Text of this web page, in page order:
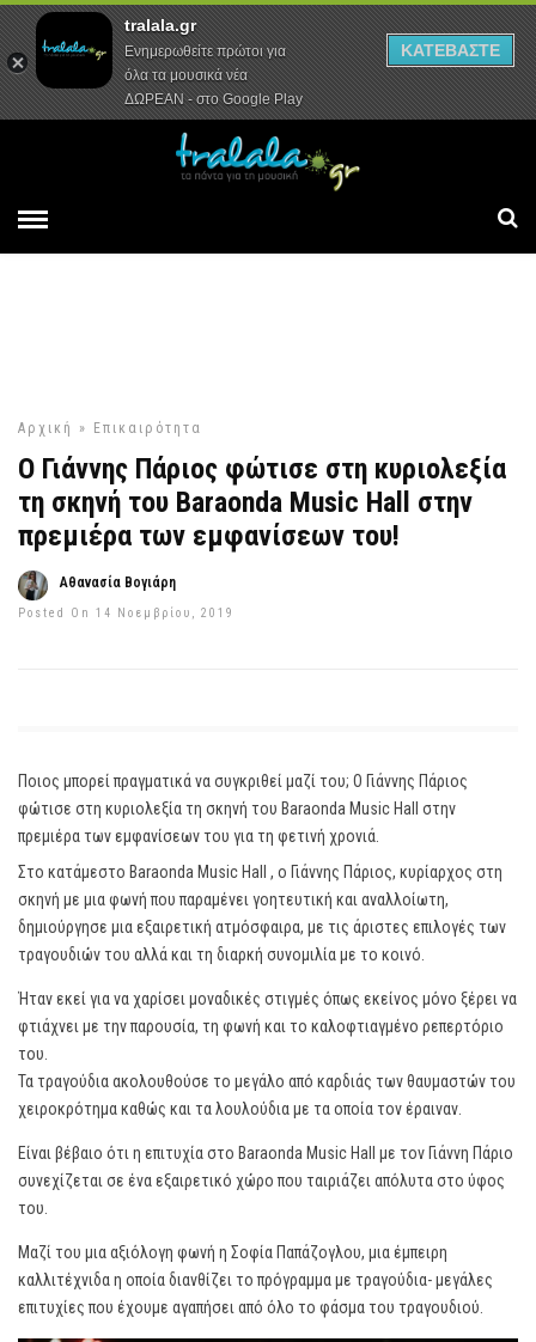
Αρχική Συνεντεύξεις Ρεπορτάζ
Αρχική » Επικαιρότητα
Ο Γιάννης Πάριος φώτισε στη κυριολεξία
τη σκηνή του Baraonda Music Hall στην
πρεμιέρα των εμφανίσεων του!
Αθανασία Βογιάρη
Posted On 14 Νοεμβρίου, 2019
Ποιος μπορεί πραγματικά να συγκριθεί μαζί του; Ο Γιάννης Πάριος
φώτισε στη κυριολεξία τη σκηνή του Baraonda Music Hall στην
πρεμιέρα των εμφανίσεων του για τη φετινή χρονιά.
Στο κατάμεστο Baraonda Music Hall , ο Γιάννης Πάριος, κυρίαρχος στη
σκηνή με μια φωνή που παραμένει γοητευτική και αναλλοίωτη,
δημιούργησε μια εξαιρετική ατμόσφαιρα, με τις άριστες επιλογές των
τραγουδιών του αλλά και τη διαρκή συνομιλία με το κοινό.
Ήταν εκεί για να χαρίσει μοναδικές στιγμές όπως εκείνος μόνο ξέρει να
φτιάχνει με την παρουσία, τη φωνή και το καλοφτιαγμένο ρεπερτόριο
του.
Τα τραγούδια ακολουθούσε το μεγάλο από καρδιάς των θαυμαστών του
χειροκρότημα καθώς και τα λουλούδια με τα οποία τον έραιναν.
Είναι βέβαιο ότι η επιτυχία στο Baraonda Music Hall με τον Γιάννη Πάριο
συνεχίζεται σε ένα εξαιρετικό χώρο που ταιριάζει απόλυτα στο ύφος
του.
Μαζί του μια αξιόλογη φωνή η Σοφία Παπάζογλου, μια έμπειρη
καλλιτέχνιδα η οποία διανθίζει το πρόγραμμα με τραγούδια- μεγάλες
επιτυχίες που έχουμε αγαπήσει από όλο το φάσμα του τραγουδιού.
tralala.gr
Ενημερωθείτε πρώτοι για
όλα τα μουσικά νέα
ΔΩΡΕΑΝ - στο Google Play
ΚΑΤΕΒΑΣΤΕ